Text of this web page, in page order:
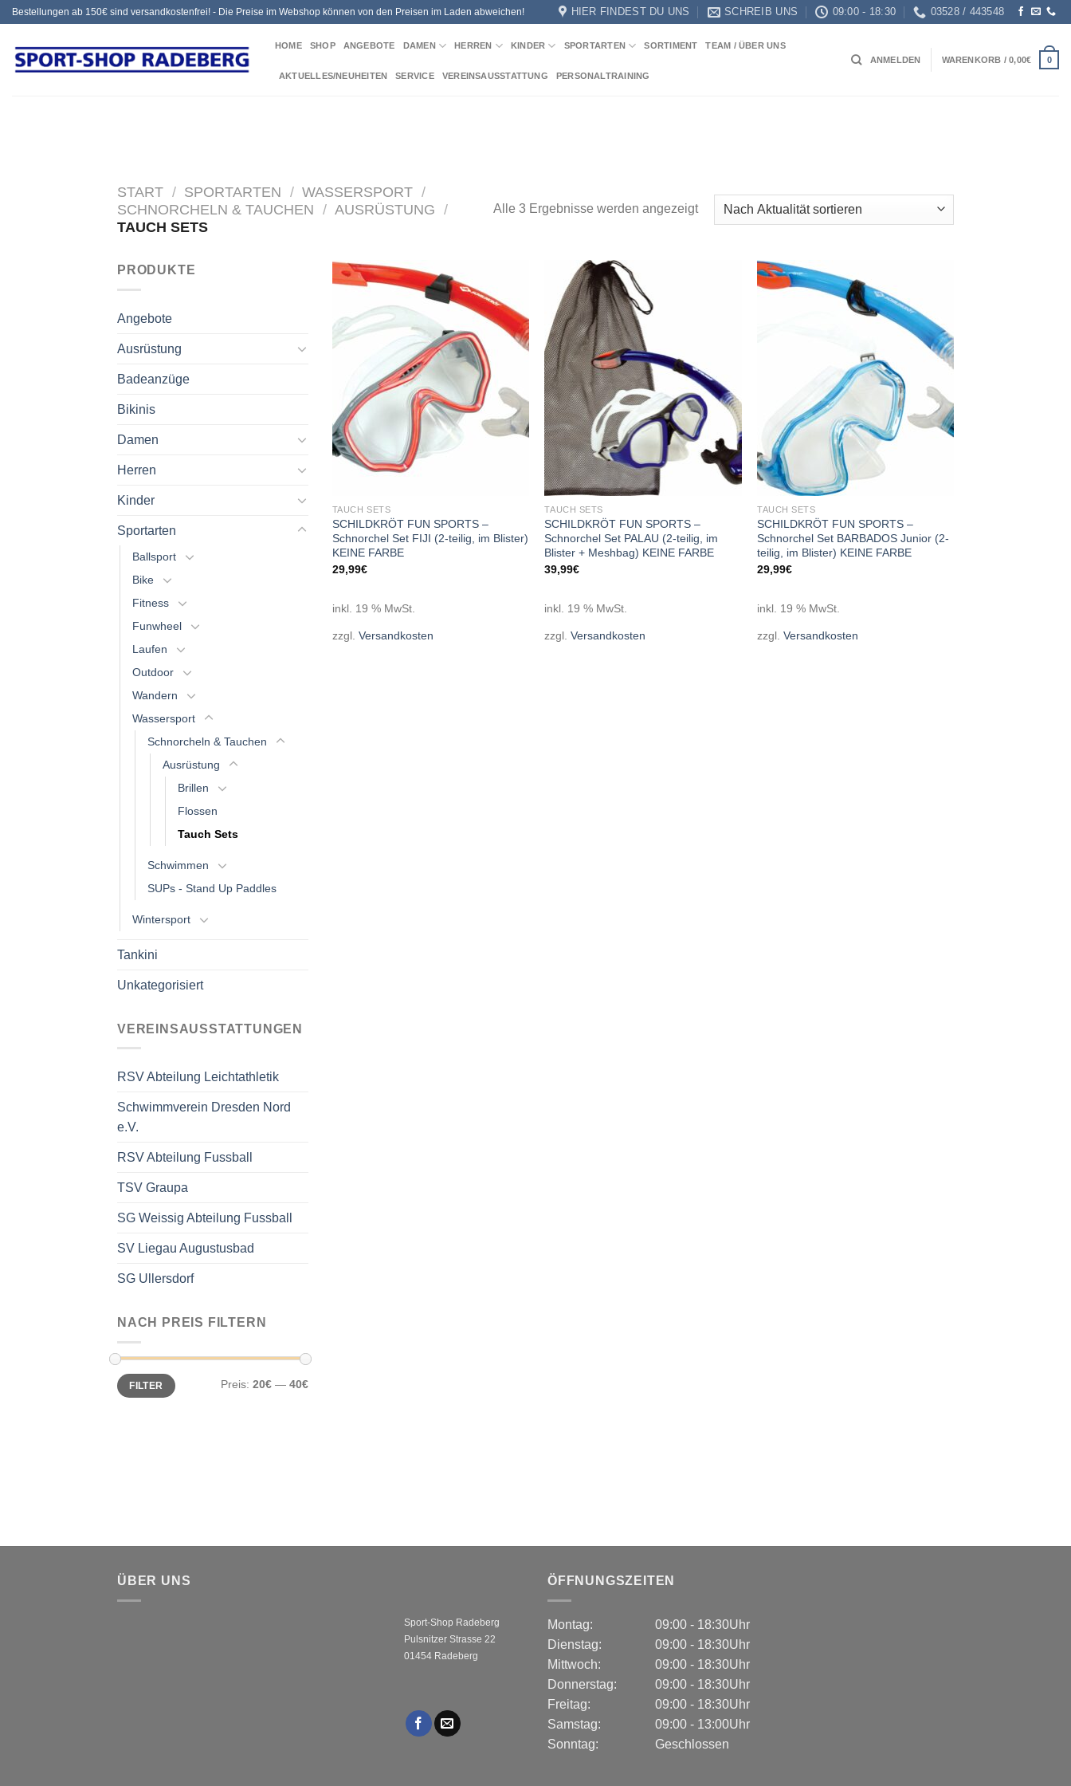
Zum
springen
Bestellungen ab 150€ sind versandkostenfrei! - Die Preise im Webshop können von den Preisen im Laden abweichen! HIER FINDEST DU UNS SCHREIB UNS 09:00 - 18:30 03528 / 443548
HOME SHOP ANGEBOTE DAMEN HERREN KINDER SPORTARTEN SORTIMENT TEAM / ÜBER UNS
AKTUELLES/NEUHEITEN SERVICE VEREINSAUSSTATTUNG PERSONALTRAINING
ANMELDEN WARENKORB /0,00€ 0
START / SPORTARTEN / WASSERSPORT /
SCHNORCHELN & TAUCHEN / AUSRÜSTUNG /
TAUCH SETS
Alle 3 Ergebnisse werden angezeigtNach
Aktualität
PRODUKTE
Angebote
Ausrüstung
Badeanzüge
Bikinis
Damen
Herren
Kinder
Sportarten
Ballsport
Bike
Fitness
Funwheel
Laufen
Outdoor
Wandern
Wassersport
Schnorcheln & Tauchen
Ausrüstung
Brillen
Flossen
Tauch Sets
Schwimmen
SUPs - Stand Up Paddles
Wintersport
Tankini
Unkategorisiert
VEREINSAUSSTATTUNGEN
RSV Abteilung Leichtathletik
Schwimmverein Dresden Nord
e.V.
RSV Abteilung Fussball
TSV Graupa
SG Weissig Abteilung Fussball
SV Liegau Augustusbad
SG Ullersdorf
NACH PREIS FILTERN
Min.
Preis
Max.
PreisFILTER Preis: 20€ — 40€
Add to
wishlist
TAUCH SETS
SCHILDKRÖT FUN SPORTS –
Schnorchel Set FIJI (2-teilig, im Blister)
KEINE FARBE
29,99€
inkl. 19 % MwSt.
zzgl. Versandkosten
TAUCH SETS
SCHILDKRÖT FUN SPORTS –
Schnorchel Set PALAU (2-teilig, im
Blister + Meshbag) KEINE FARBE
39,99€
inkl. 19 % MwSt.
zzgl.Versandkosten
wishlist
TAUCH SETS
SCHILDKRÖT FUN SPORTS –
Schnorchel Set BARBADOS Junior (2-
teilig, im Blister) KEINE FARBE
29,99€
inkl. 19 % MwSt.
zzgl.Versandkosten
ÜBER UNS
Sport-Shop Radeberg
Pulsnitzer Strasse 22
01454 Radeberg
ÖFFNUNGSZEITEN
Montag:
Dienstag:
Mittwoch:
Donnerstag:
Freitag:
Samstag:
Sonntag:
09:00 - 18:30Uhr
09:00 - 18:30Uhr
09:00 - 18:30Uhr
09:00 - 18:30Uhr
09:00 - 18:30Uhr
09:00 - 13:00Uhr
Geschlossen